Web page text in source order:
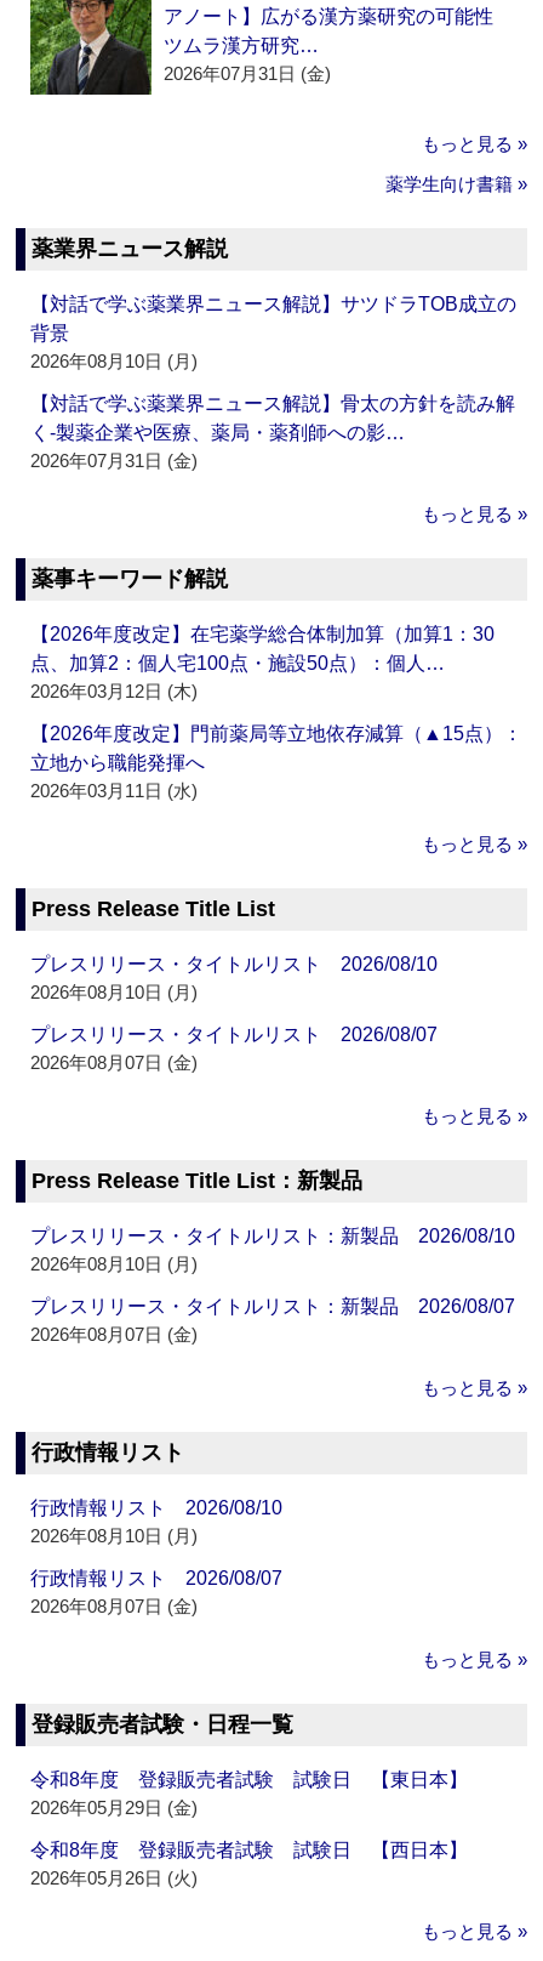
アノート】広がる漢方薬研究の可能性
ツムラ漢方研究…
2026年07月31日 (金)
もっと見る »
薬学生向け書籍 »
薬業界ニュース解説
【対話で学ぶ薬業界ニュース解説】サツドラTOB成立の
背景
2026年08月10日 (月)
【対話で学ぶ薬業界ニュース解説】骨太の方針を読み解
く‐製薬企業や医療、薬局・薬剤師への影…
2026年07月31日 (金)
もっと見る »
薬事キーワード解説
【2026年度改定】在宅薬学総合体制加算（加算1：30
点、加算2：個人宅100点・施設50点）：個人…
2026年03月12日 (木)
【2026年度改定】門前薬局等立地依存減算（▲15点）：
立地から職能発揮へ
2026年03月11日 (水)
もっと見る »
Press Release Title List
プレスリリース・タイトルリスト 2026/08/10
2026年08月10日 (月)
プレスリリース・タイトルリスト 2026/08/07
2026年08月07日 (金)
もっと見る »
Press Release Title List：新製品
プレスリリース・タイトルリスト：新製品 2026/08/10
2026年08月10日 (月)
プレスリリース・タイトルリスト：新製品 2026/08/07
2026年08月07日 (金)
もっと見る »
行政情報リスト
行政情報リスト 2026/08/10
2026年08月10日 (月)
行政情報リスト 2026/08/07
2026年08月07日 (金)
もっと見る »
登録販売者試験・日程一覧
令和8年度 登録販売者試験 試験日 【東日本】
2026年05月29日 (金)
令和8年度 登録販売者試験 試験日 【西日本】
2026年05月26日 (火)
もっと見る »